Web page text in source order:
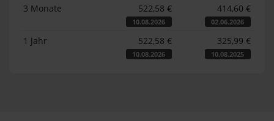
3 Monate 522,58 €
10.08.2026
414,60 €
02.06.2026
1 Jahr 522,58 €
10.08.2026
325,99 €
10.08.2025